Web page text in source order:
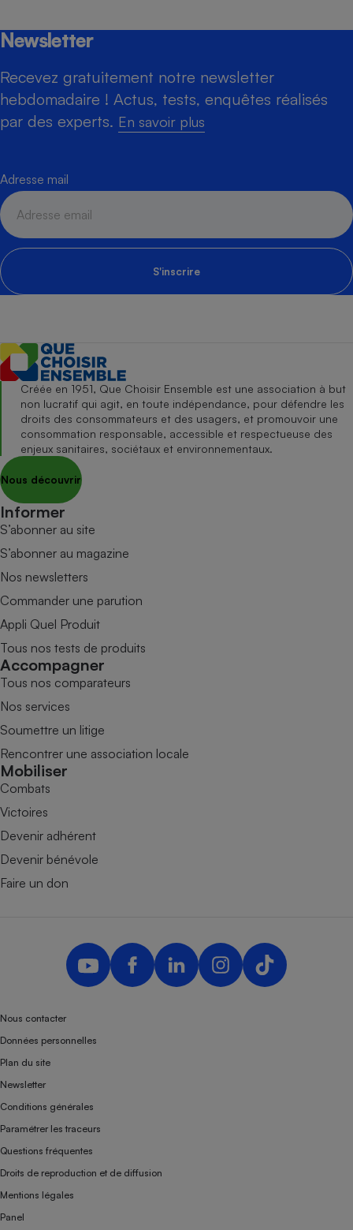
Newsletter
Recevez gratuitement notre newsletter
hebdomadaire ! Actus, tests, enquêtes réalisés
par des experts. En savoir plus
Adresse mail
S'inscrire
Créée en 1951, Que Choisir Ensemble est une association à but
non lucratif qui agit, en toute indépendance, pour défendre les
droits des consommateurs et des usagers, et promouvoir une
consommation responsable, accessible et respectueuse des
enjeux sanitaires, sociétaux et environnementaux.
Nous découvrir
Informer
S’abonner au site
S’abonner au magazine
Nos newsletters
Commander une parution
Appli Quel Produit
Tous nos tests de produits
Accompagner
Tous nos comparateurs
Nos services
Soumettre un litige
Rencontrer une association locale
Mobiliser
Combats
Victoires
Devenir adhérent
Devenir bénévole
Faire un don
Nous contacter
Données personnelles
Plan du site
Newsletter
Conditions générales
Paramétrer les traceurs
Questions fréquentes
Droits de reproduction et de diffusion
Mentions légales
Panel